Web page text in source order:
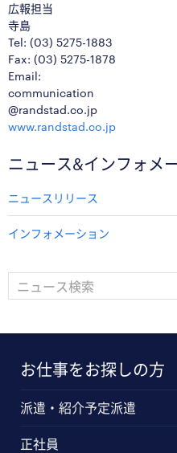
広報担当
寺島
Tel: (03) 5275-1883
Fax: (03) 5275-1878
Email:
communication
@randstad.co.jp
www.randstad.co.jp
ニュース&インフォメ
ニュースリリース
インフォメーション
お仕事をお探しの方
派遣・紹介予定派遣
正社員